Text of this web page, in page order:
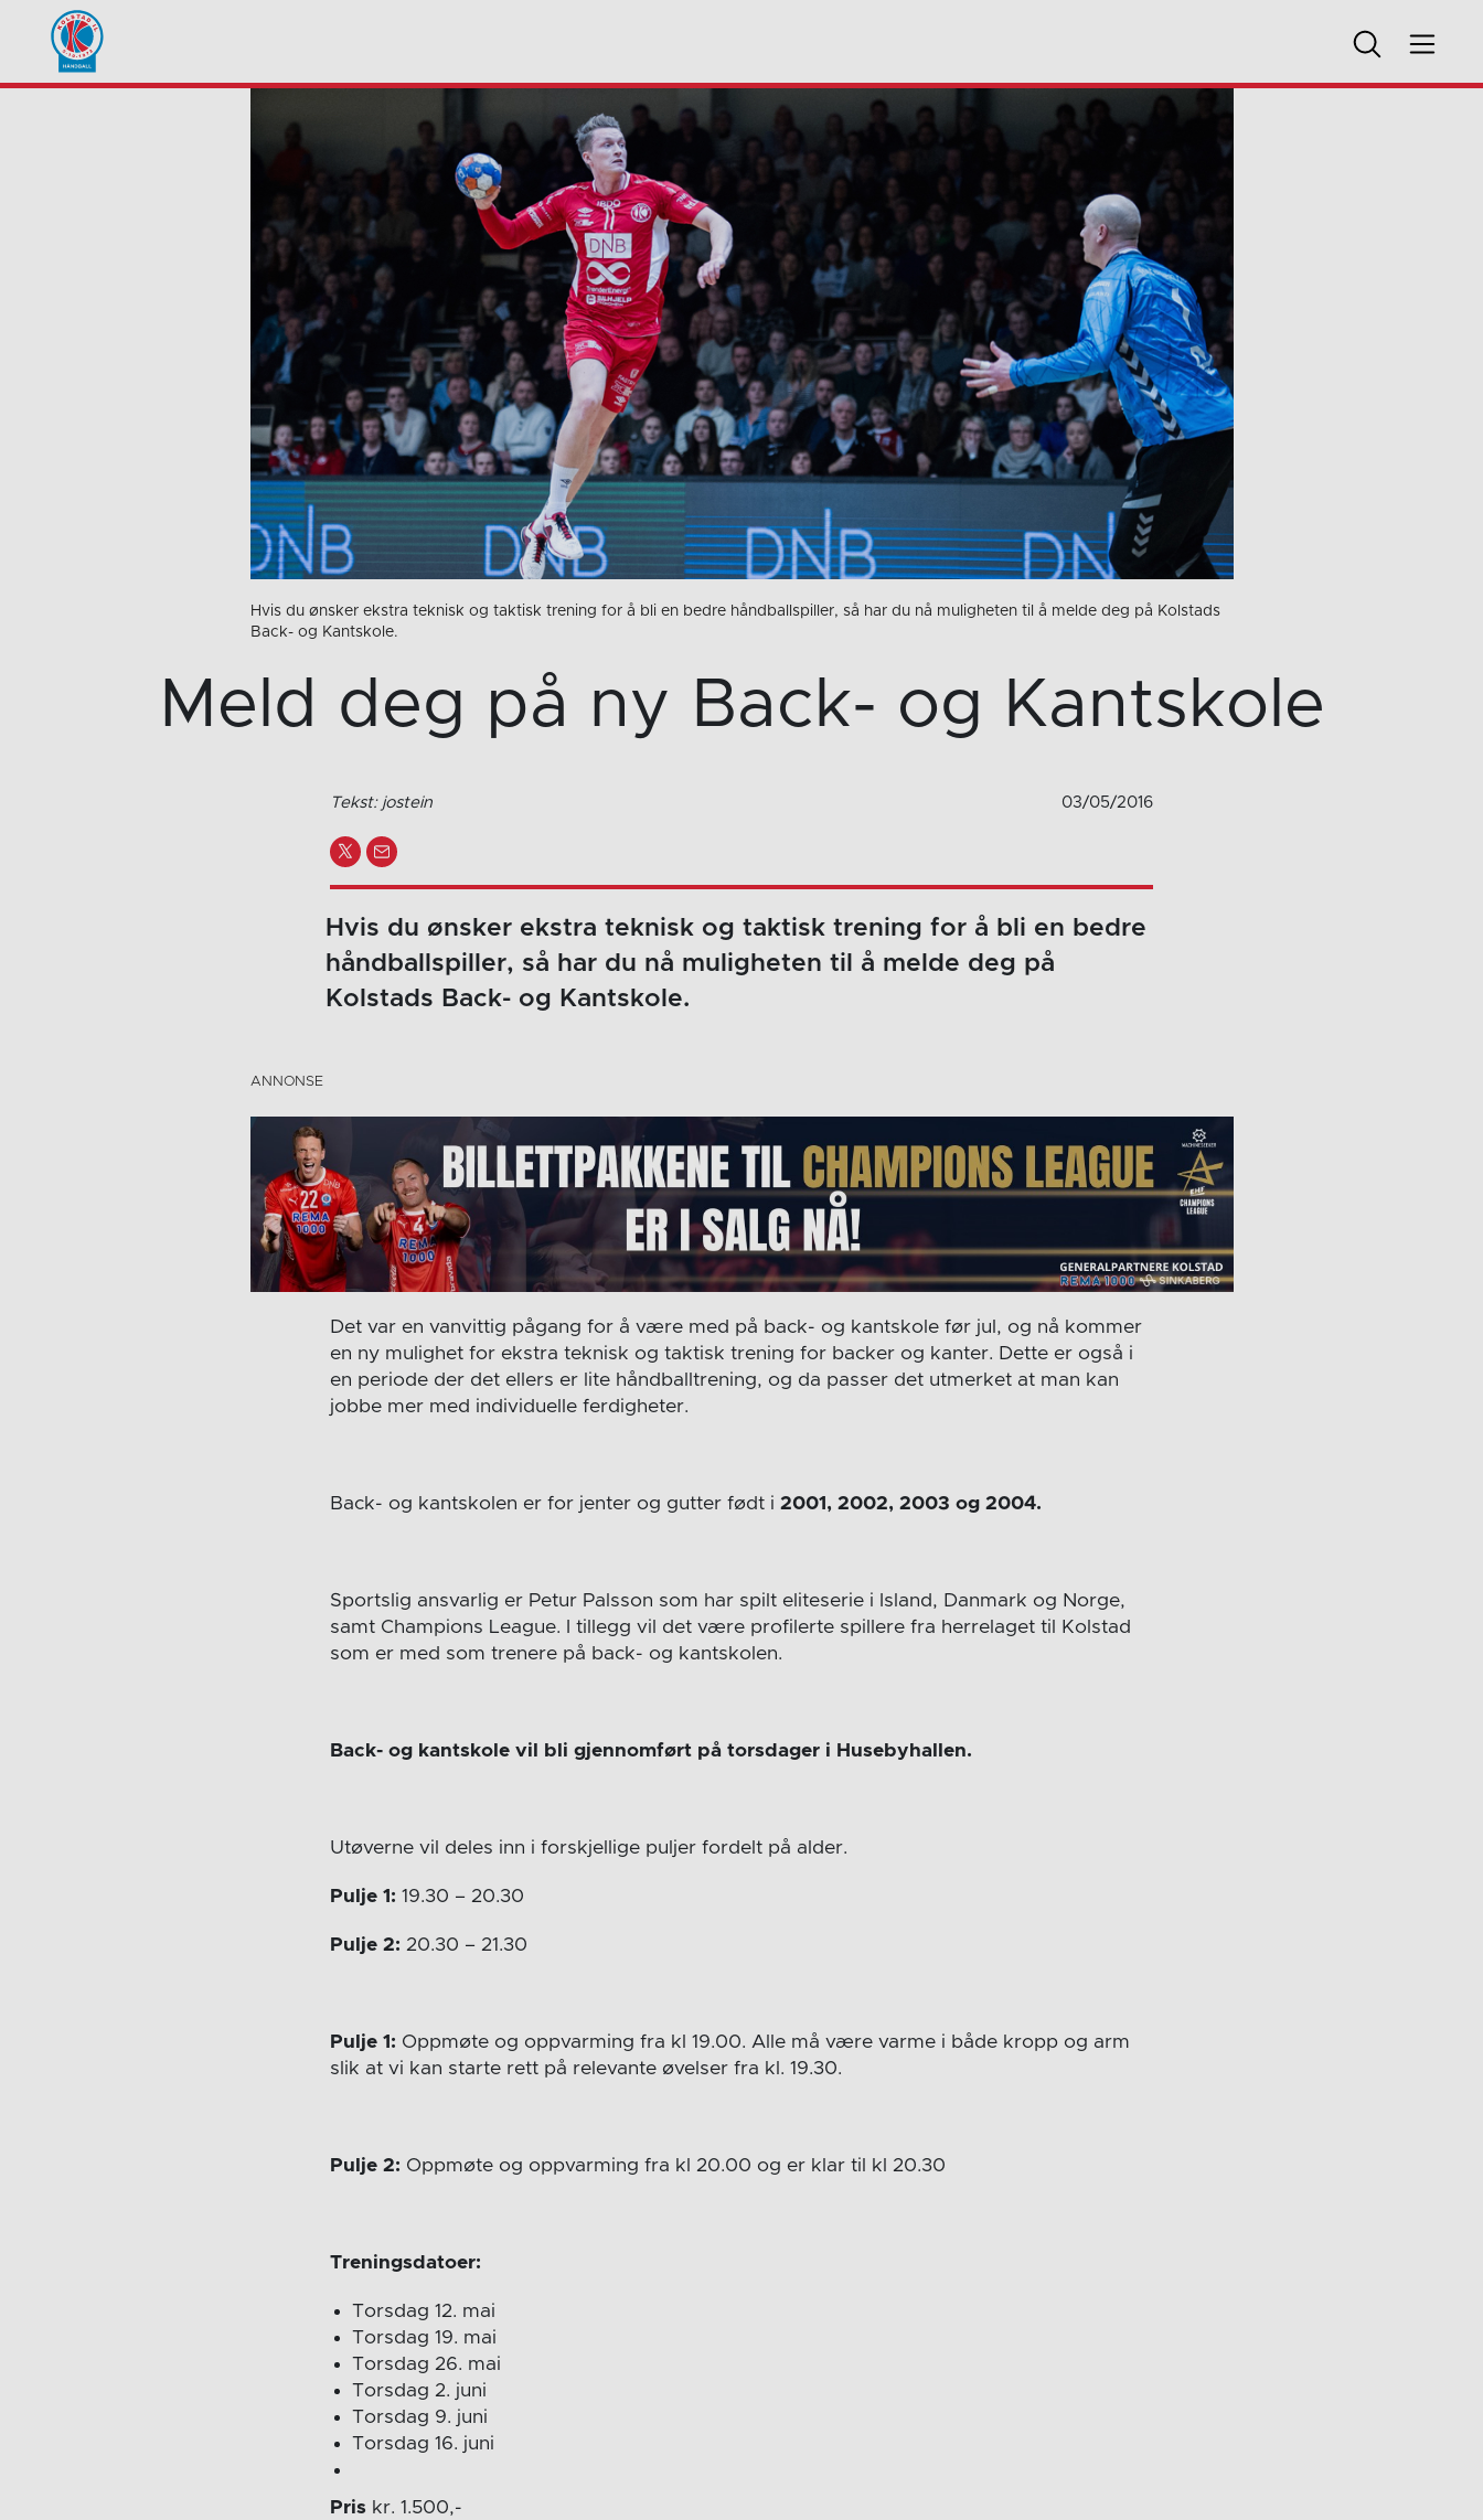
Hvis du ønsker ekstra teknisk og taktisk trening for å bli en bedre håndballspiller, så har du nå muligheten til å melde deg på Kolstads
Back- og Kantskole.
Meld deg på ny Back- og Kantskole
Tekst: jostein 03/05/2016
Hvis du ønsker ekstra teknisk og taktisk trening for å bli en bedre
håndballspiller, så har du nå muligheten til å melde deg på
Kolstads Back- og Kantskole.
Det var en vanvittig pågang for å være med på back- og kantskole før jul, og nå kommer
en ny mulighet for ekstra teknisk og taktisk trening for backer og kanter. Dette er også i
en periode der det ellers er lite håndballtrening, og da passer det utmerket at man kan
jobbe mer med individuelle ferdigheter.
Back- og kantskolen er for jenter og gutter født i2001, 2002, 2003 og 2004.
Sportslig ansvarlig er Petur Palsson som har spilt eliteserie i Island, Danmark og Norge,
samt Champions League. I tillegg vil det være profilerte spillere fra herrelaget til Kolstad
som er med som trenere på back- og kantskolen.
Back- og kantskole vil bli gjennomført på torsdager i Husebyhallen.
Utøverne vil deles inn i forskjellige puljer fordelt på alder.
Pulje 1: 19.30 – 20.30
Pulje 2: 20.30 – 21.30
Pulje 1: Oppmøte og oppvarming fra kl 19.00. Alle må være varme i både kropp og arm
slik at vi kan starte rett på relevante øvelser fra kl. 19.30.
Pulje 2: Oppmøte og oppvarming fra kl 20.00 og er klar til kl 20.30
Treningsdatoer:
Torsdag 12. mai
Torsdag 19. mai
Torsdag 26. mai
Torsdag 2. juni
Torsdag 9. juni
Torsdag 16. juni
Pris kr. 1.500,-